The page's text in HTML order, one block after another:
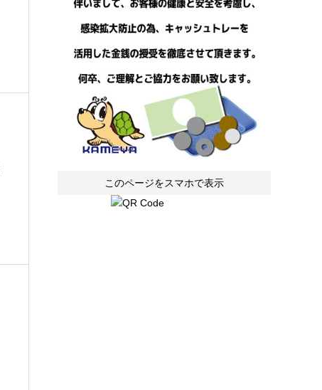
このページをスマホで表示